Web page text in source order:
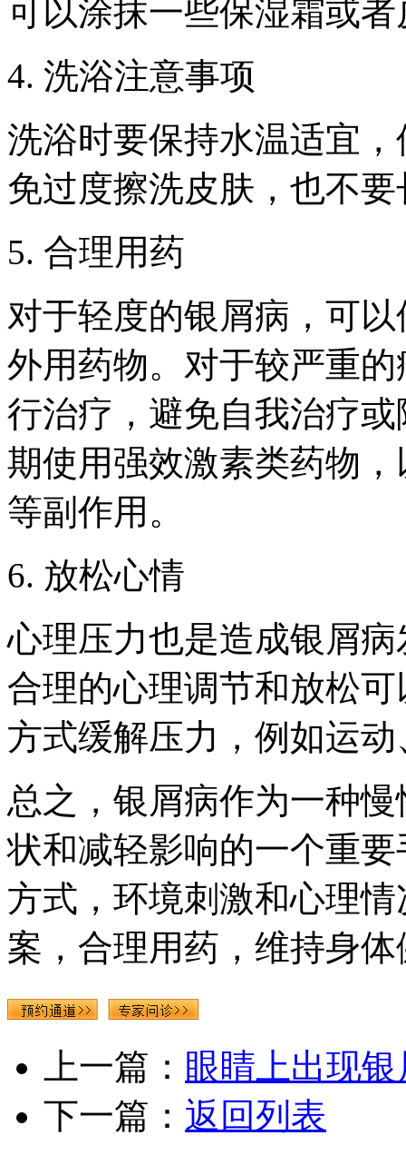
可以涂抹一些保湿霜或
4. 洗浴注意事项
洗浴时要保持水温适宜
免过度擦洗皮肤，也不
5. 合理用药
对于轻度的银屑病，可
外用药物。对于较严重
行治疗，避免自我治疗
期使用强效激素类药物
等副作用。
6. 放松心情
心理压力也是造成银屑
合理的心理调节和放松
方式缓解压力，例如运
总之，银屑病作为一种
状和减轻影响的一个重
方式，环境刺激和心理
案，合理用药，维持身
上一篇： 眼睛上出现
下一篇： 返回列表